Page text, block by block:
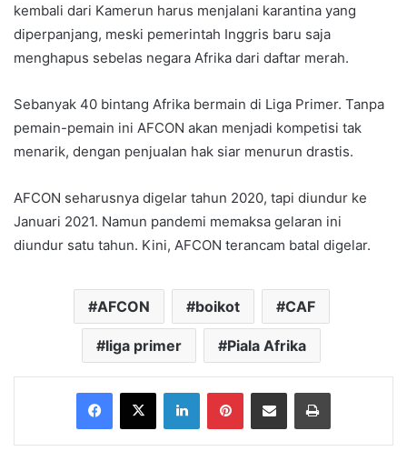
kembali dari Kamerun harus menjalani karantina yang
diperpanjang, meski pemerintah Inggris baru saja
menghapus sebelas negara Afrika dari daftar merah.
Sebanyak 40 bintang Afrika bermain di Liga Primer. Tanpa
pemain-pemain ini AFCON akan menjadi kompetisi tak
menarik, dengan penjualan hak siar menurun drastis.
AFCON seharusnya digelar tahun 2020, tapi diundur ke
Januari 2021. Namun pandemi memaksa gelaran ini
diundur satu tahun. Kini, AFCON terancam batal digelar.
AFCON boikot CAF
liga primer Piala Afrika
Facebook
X LinkedInPinterestShare via Email Print